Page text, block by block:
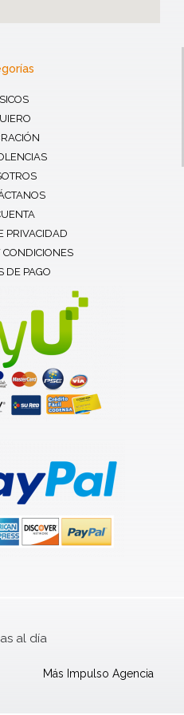
PRIVACIDAD
DE PAGO
al día
Más Impulso Agencia